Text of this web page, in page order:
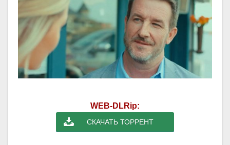
WEB-DLRip:
СКАЧАТЬ ТОРРЕНТ